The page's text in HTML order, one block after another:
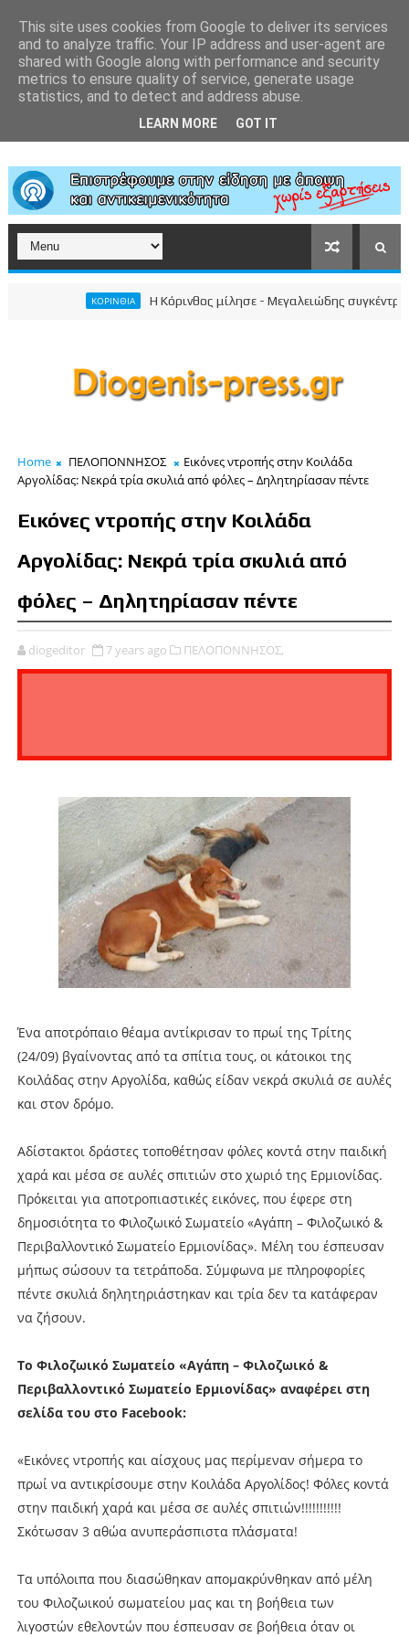
Η Κόρινθος μίλησε - Μεγαλειώδης συγκέντρωση του
Home ΠΕΛΟΠΟΝΝΗΣΟΣ
Εικόνες ντροπής στην Κοιλάδα
Αργολίδας: Νεκρά τρία σκυλιά από φόλες – Δηλητηρίασαν πέντε
Εικόνες ντροπής στην Κοιλάδα
Αργολίδας: Νεκρά τρία σκυλιά από
φόλες – Δηλητηρίασαν πέντε
diogeditor 7 years ago ΠΕΛΟΠΟΝΝΗΣΟΣ,
Ένα αποτρόπαιο θέαμα αντίκρισαν το πρωί της Τρίτης
(24/09) βγαίνοντας από τα σπίτια τους, οι κάτοικοι της
Κοιλάδας στην Αργολίδα, καθώς είδαν νεκρά σκυλιά σε αυλές
και στον δρόμο.
Αδίστακτοι δράστες τοποθέτησαν φόλες κοντά στην παιδική
χαρά και μέσα σε αυλές σπιτιών στο χωριό της Ερμιονίδας.
Πρόκειται για αποτροπιαστικές εικόνες, που έφερε στη
δημοσιότητα το Φιλοζωικό Σωματείο «Αγάπη – Φιλοζωικό &
Περιβαλλοντικό Σωματείο Ερμιονίδας». Μέλη του έσπευσαν
μήπως σώσουν τα τετράποδα. Σύμφωνα με πληροφορίες
πέντε σκυλιά δηλητηριάστηκαν και τρία δεν τα κατάφεραν
να ζήσουν.
Το Φιλοζωικό Σωματείο «Αγάπη – Φιλοζωικό &
Περιβαλλοντικό Σωματείο Ερμιονίδας» αναφέρει στη
σελίδα του στο Facebook:
«Εικόνες ντροπής και αίσχους μας περίμεναν σήμερα το
πρωί να αντικρίσουμε στην Κοιλάδα Αργολίδος! Φόλες κοντά
στην παιδική χαρά και μέσα σε αυλές σπιτιών!!!!!!!!!!!
Σκότωσαν 3 αθώα ανυπεράσπιστα πλάσματα!
Τα υπόλοιπα που διασώθηκαν απομακρύνθηκαν από μέλη
του Φιλοζωικού σωματείου μας και τη βοήθεια των
λιγοστών εθελοντών που έσπευσαν σε βοήθεια όταν οι
This site uses cookies from Google to deliver its services
and to analyze traffic. Your IP address and user-agent are
shared with Google along with performance and security
metrics to ensure quality of service, generate usage
statistics, and to detect and address abuse.
LEARN MORE GOT IT